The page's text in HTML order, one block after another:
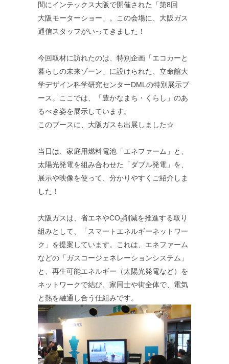
間にインテックス大阪で開催された「第8回
大阪モーターショー」。この会場に、大阪ガス
通信スタッフがいってきました！
今回取材に訪れたのは、特別企画「エコカーと
暮らしの未来ゾーン」に設けられた、立命館大
学デザイン科学研究センターDMLの特別展示ブ
ース。ここでは、「豊かなまち・くらし」のあ
るべき姿を展示しています。
このブースに、大阪ガスも出展しました☆
当日は、家庭用燃料電池「エネファーム」と、
太陽光発電を組み合わせた「ダブル発電」を、
展示や映像を使って、分かりやすくご紹介しま
した！
大阪ガスは、省エネやCO2削減を推進する取り
組みとして、「スマートエネルギーネットワー
ク」を提案しています。これは、エネファーム
などの「ガスコージェネレーションシステム」
と、再生可能エネルギー（太陽光発電など）を
ネットワークで結び、家同士や街全体で、電気
と熱を融通し合う仕組みです。